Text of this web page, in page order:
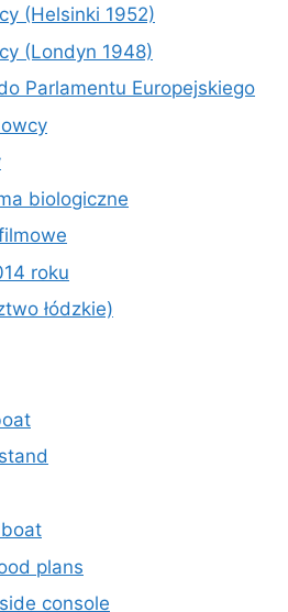
(Helsinki 1952)
(Londyn 1948)
Parlamentu Europejskiego
biologiczne
roku
łódzkie)
plans
console